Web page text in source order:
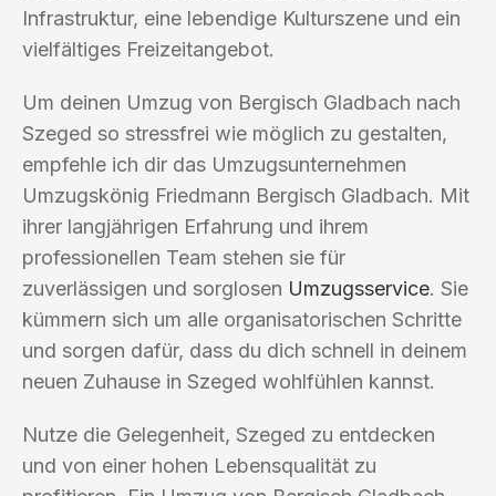
Infrastruktur, eine lebendige Kulturszene und ein
vielfältiges Freizeitangebot.
Um deinen Umzug von Bergisch Gladbach nach
Szeged so stressfrei wie möglich zu gestalten,
empfehle ich dir das Umzugsunternehmen
Umzugskönig Friedmann Bergisch Gladbach. Mit
ihrer langjährigen Erfahrung und ihrem
professionellen Team stehen sie für
zuverlässigen und sorglosen Umzugsservice. Sie
kümmern sich um alle organisatorischen Schritte
und sorgen dafür, dass du dich schnell in deinem
neuen Zuhause in Szeged wohlfühlen kannst.
Nutze die Gelegenheit, Szeged zu entdecken
und von einer hohen Lebensqualität zu